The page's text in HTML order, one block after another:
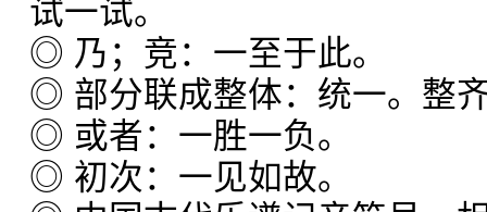
试一试。
◎ 乃；竞：一至于此。
◎ 部分联成整体：统一。整
◎ 或者：一胜一负。
◎ 初次：一见如故。